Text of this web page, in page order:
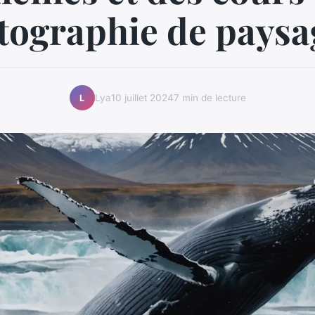
de
L Lya10 juillet 20247 min de lecture